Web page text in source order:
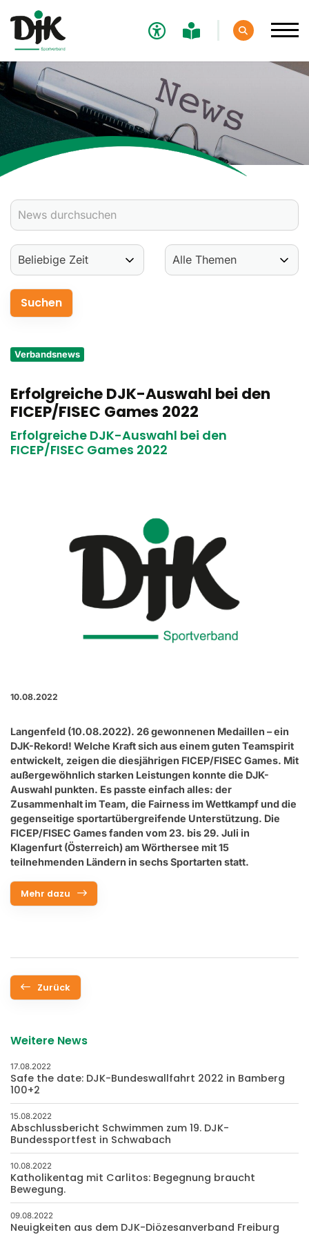
Verbandsnews
Erfolgreiche DJK-Auswahl bei den
FICEP/FISEC Games 2022
Erfolgreiche DJK-Auswahl bei den
FICEP/FISEC Games 2022
10.08.2022
Langenfeld (10.08.2022). 26 gewonnenen Medaillen – ein
DJK-Rekord! Welche Kraft sich aus einem guten Teamspirit
entwickelt, zeigen die diesjährigen FICEP/FISEC Games. Mit
außergewöhnlich starken Leistungen konnte die DJK-
Auswahl punkten. Es passte einfach alles: der
Zusammenhalt im Team, die Fairness im Wettkampf und die
gegenseitige sportartübergreifende Unterstützung. Die
FICEP/FISEC Games fanden vom 23. bis 29. Juli in
Klagenfurt (Österreich) am Wörthersee mit 15
teilnehmenden Ländern in sechs Sportarten statt.
Mehr dazu
Zurück
Weitere News
17.08.2022
Safe the date: DJK-Bundeswallfahrt 2022 in Bamberg
100+2
15.08.2022
Abschlussbericht Schwimmen zum 19. DJK-
Bundessportfest in Schwabach
10.08.2022
Katholikentag mit Carlitos: Begegnung braucht
Bewegung.
09.08.2022
Neuigkeiten aus dem DJK-Diözesanverband Freiburg
Verband
Aktuelles
Verbands-News
Termine
Verantwortung
Aus- und Fortbildungen
Kontakt
Bundessportfest '26